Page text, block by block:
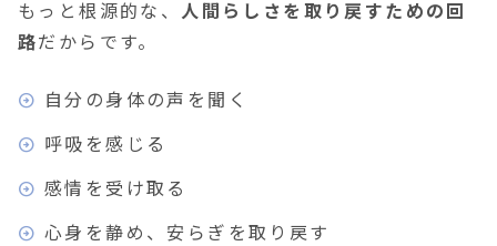
もっと根源的な、 人間らしさを取り戻すための回
路だからです。
自分の身体の声を聞く
呼吸を感じる
感情を受け取る
心身を静め、安らぎを取り戻す